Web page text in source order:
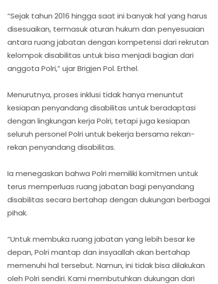
“Sejak tahun 2016 hingga saat ini banyak hal yang harus
disesuaikan, termasuk aturan hukum dan penyesuaian
antara ruang jabatan dengan kompetensi dari rekrutan
kelompok disabilitas untuk bisa menjadi bagian dari
anggota Polri,” ujar Brigjen Pol. Erthel.
Menurutnya, proses inklusi tidak hanya menuntut
kesiapan penyandang disabilitas untuk beradaptasi
dengan lingkungan kerja Polri, tetapi juga kesiapan
seluruh personel Polri untuk bekerja bersama rekan-
rekan penyandang disabilitas.
Ia menegaskan bahwa Polri memiliki komitmen untuk
terus memperluas ruang jabatan bagi penyandang
disabilitas secara bertahap dengan dukungan berbagai
pihak.
“Untuk membuka ruang jabatan yang lebih besar ke
depan, Polri mantap dan insyaallah akan bertahap
memenuhi hal tersebut. Namun, ini tidak bisa dilakukan
oleh Polri sendiri. Kami membutuhkan dukungan dari